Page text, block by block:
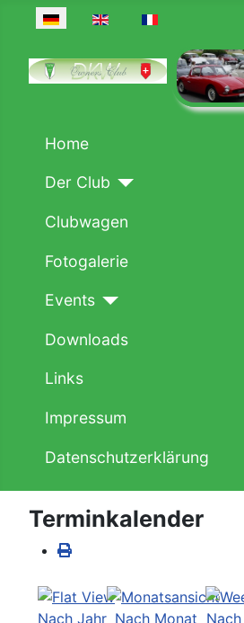
Sprache auswählen
Home
Der Club
Clubwagen
Fotogalerie
Events
Downloads
Links
Impressum
Datenschutzerklärung
Terminkalender
Nach Jahr Nach Monat